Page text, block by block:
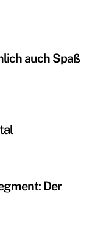
auch Spaß
Der